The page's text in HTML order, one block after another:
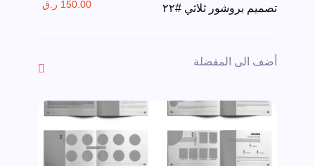
تصميم بروشور ثلاثي #٢٢ 150.00 ر.ق
أضف الى المفضلة